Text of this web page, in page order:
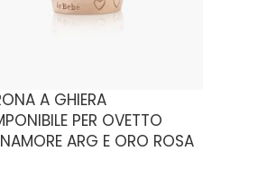
A GHIERA
PER OVETTO
ARG E ORO ROSA